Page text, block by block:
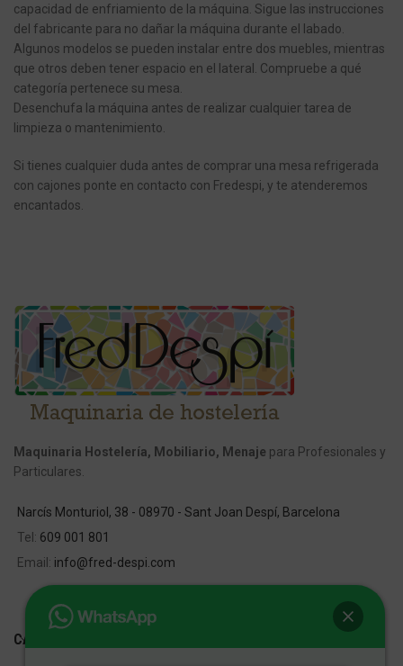
capacidad de enfriamiento de la máquina. Sigue las instrucciones
del fabricante para no dañar la máquina durante el labado.
Algunos modelos se pueden instalar entre dos muebles, mientras
que otros deben tener espacio en el lateral. Compruebe a qué
categoría pertenece su mesa.
Desenchufa la máquina antes de realizar cualquier tarea de
limpieza o mantenimiento.
Si tienes cualquier duda antes de comprar una mesa refrigerada
con cajones ponte en contacto con Fredespi, y te atenderemos
encantados.
Maquinaria Hostelería, Mobiliario, Menaje para Profesionales y
Particulares.
Narcís Monturiol, 38 - 08970 - Sant Joan Despí, Barcelona
Tel: 609 001 801
Email: info@fred-despi.com
CATEGORIAS